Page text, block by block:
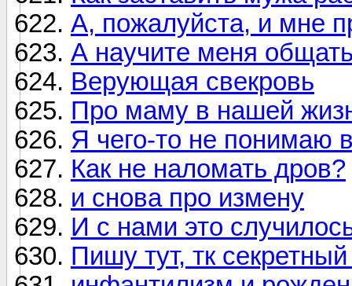
А, пожалуйста, и мне
А научите меня
Верующая свекровь
Про маму в нашей
Я чего-то не понимаю
Как не наломать дров?
и снова про измену
И с нами это
Пишу тут, тк